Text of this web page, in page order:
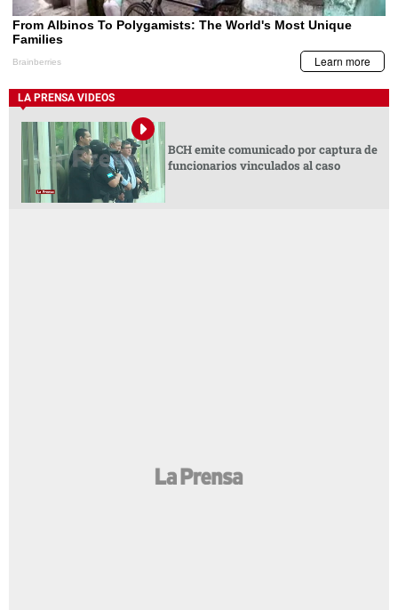
LA PRENSA VIDEOS
BCH emite comunicado por captura de
funcionarios vinculados al caso